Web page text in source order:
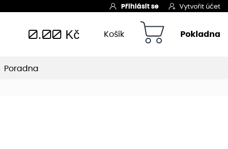
Přihlásit se Vytvořit účet
0.00 Kč Košík Pokladna
Poradna